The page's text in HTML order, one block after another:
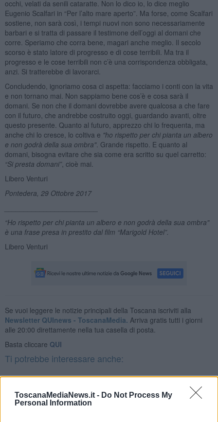
ToscanaMediaNews.it - Do Not Process My
Personal Information
occhi, velati da senili cataratte. Non lo dico io, lo dice meglio
Eugenio Scalfari in “Per l’alto mare aperto”. Ma forse, come Scalfari
sostiene, non sarà così, i tempi nuovi non sono necessariamente
barbari e si tratta di passare il testimone dell’oggi al domani che
corre. Speriamo che corra bene, magari anche meglio. Il secolo
scorso è stato latore di progresso e di cose terribili. Ma tra il
progresso e le cose terribili non c’è una corrispondenza obbligata,
anzi. Si tratterebbe di lavorarci.
Concludendo, ignoriamo cosa ci aspetta: facciamo i conti con la vita
e non tornano mai. Non sappiamo bene cos’è e cosa sarà il
domani. Se non che il domani dovrebbe avere qualcosa a che fare
con il futuro, che andrebbe costruito oggi, guardando avanti, oltre
questo presente. Quanto al futuro, apprezzo chi lo frequenta, ma
anche chi lo cresce, lo coltiva e "ho rispetto per chi pianta un albero
e non godrà della sua ombra". Grande rispetto. E quanto al
domani, bisogna evitare che sia come era scritto su quel carretto:
“Si presta domani”, cioè mai.
Libero Venturi
Pontedera, 29 Ottobre 2017
“Ho rispetto per chi pianta un albero e non godrà della sua ombra"
è una frase presa in prestito dal film “Marigold Hotel”.
Libero Venturi
Se vuoi leggere le notizie principali della Toscana iscriviti alla
Newsletter QUInews - ToscanaMedia. Arriva gratis tutti i giorni
alle 20:00 direttamente nella tua casella di posta.
Basta cliccare QUI
Ti potrebbe interessare anche:
Articoli dal Blog “Pensieri della domenica” di Libero Venturi
​Agorà reloaded
Ultimo